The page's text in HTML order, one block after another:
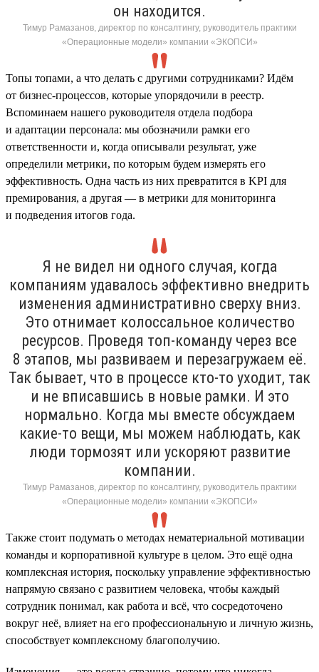
он находится.
Тимур Рамазанов, директор по консалтингу, руководитель практики
«Операционные модели» компании «ЭКОПСИ»
Топы топами, а что делать с другими сотрудниками? Идём
от бизнес-процессов, которые упорядочили в реестр.
Вспоминаем нашего руководителя отдела подбора
и адаптации персонала: мы обозначили рамки его
ответственности и, когда описывали результат, уже
определили метрики, по которым будем измерять его
эффективность. Одна часть из них превратится в KPI для
премирования, а другая — в метрики для мониторинга
и подведения итогов года.
Я не видел ни одного случая, когда
компаниям удавалось эффективно внедрить
изменения административно сверху вниз.
Это отнимает колоссальное количество
ресурсов. Проведя топ-команду через все
8 этапов, мы развиваем и перезагружаем её.
Так бывает, что в процессе кто-то уходит, так
и не вписавшись в новые рамки. И это
нормально. Когда мы вместе обсуждаем
какие-то вещи, мы можем наблюдать, как
люди тормозят или ускоряют развитие
компании.
Тимур Рамазанов, директор по консалтингу, руководитель практики
«Операционные модели» компании «ЭКОПСИ»
Также стоит подумать о методах нематериальной мотивации
команды и корпоративной культуре в целом. Это ещё одна
комплексная история, поскольку управление эффективностью
напрямую связано с развитием человека, чтобы каждый
сотрудник понимал, как работа и всё, что сосредоточено
вокруг неё, влияет на его профессиональную и личную жизнь,
способствует комплексному благополучию.